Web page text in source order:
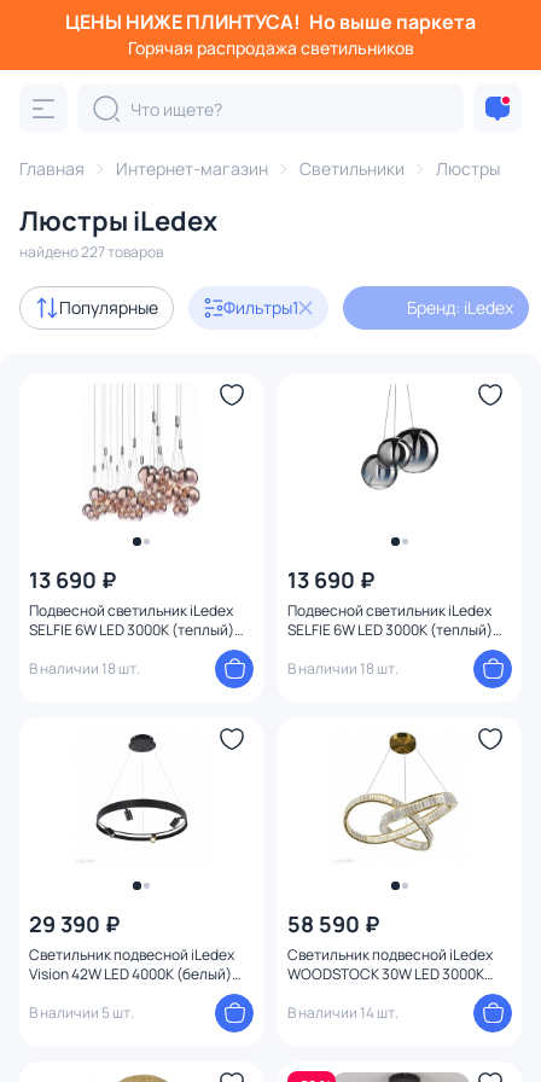
ЦЕНЫ НИЖЕ ПЛИНТУСА! Но выше паркета
Горячая распродажа светильников
Главная Интернет-магазин Светильники Люстры
Люстры iLedex
найдено 227 товаров
Популярные Фильтры1 Бренд: iLedex
13 690 ₽
Подвесной светильник iLedex
SELFIE 6W LED 3000К (теплый)
В наличии 18 шт.
13 690 ₽
Подвесной светильник iLedex
SELFIE 6W LED 3000К (теплый)
В наличии 18 шт.
29 390 ₽
Светильник подвесной iLedex
Vision 42W LED 4000К (белый)
В наличии 5 шт.
58 590 ₽
Светильник подвесной iLedex
WOODSTOCK 30W LED 3000К
В наличии 14 шт.
Фильтры
Категория:
подвесные потолочные
Акции 50
Бренд 1
Цвет
Материал арматуры
Материал
Цвет арматуры
Цвет плафона